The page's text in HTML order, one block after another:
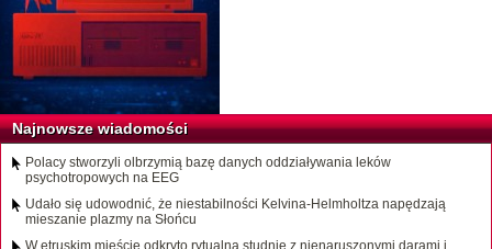
Najnowsze wiadomości
Polacy stworzyli olbrzymią bazę danych oddziaływania leków
psychotropowych na EEG
Udało się udowodnić, że niestabilności Kelvina-Helmholtza napędzają
mieszanie plazmy na Słońcu
W etruskim mieście odkryto rytualną studnię z nienaruszonymi darami i